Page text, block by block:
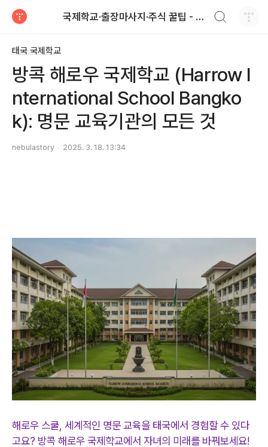
국제학교·출장마사지·주식 꿀팁 - Nebula 이야기
태국 국제학교
방콕 해로우 국제학교 (Harrow I
nternational School Bangko
k): 명문 교육기관의 모든 것
nebulastory 2025. 3. 18. 13:34
해로우 스쿨, 세계적인 명문 교육을 태국에서 경험할 수 있다
고요? 방콕 해로우 국제학교에서 자녀의 미래를 바꿔보세요!